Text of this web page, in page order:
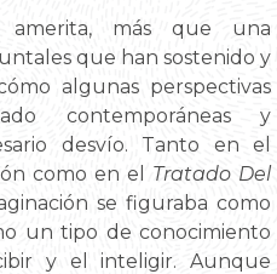
amerita, más que una
que han sostenido y
algunas perspectivas
contemporáneas y
desvío. Tanto en el
como en el Tratado Del
se figuraba como
un tipo de conocimiento
y el inteligir. Aunque